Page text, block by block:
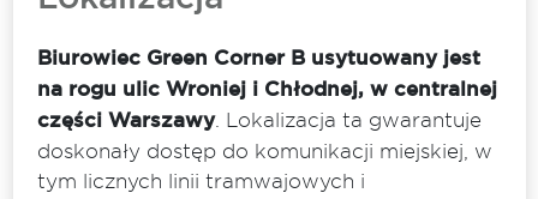
Biurowiec Green Corner B usytuowany jest
na rogu ulic Wroniej i Chłodnej, w centralnej
części Warszawy. Lokalizacja ta gwarantuje
doskonały dostęp do komunikacji miejskiej, w
tym licznych linii tramwajowych i